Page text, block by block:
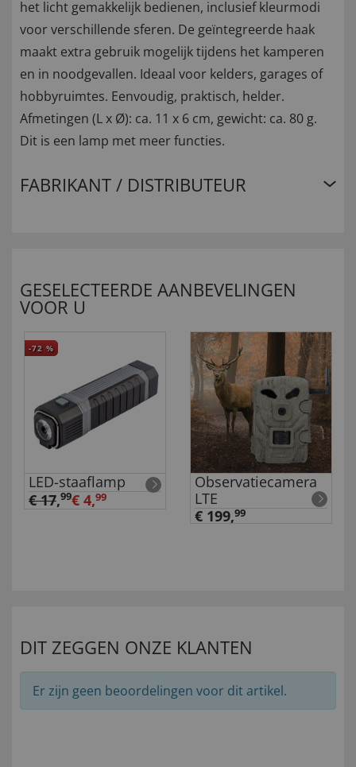
het licht gemakkelijk bedienen, inclusief kleurmodi
voor verschillende sferen. De geïntegreerde haak
maakt extra gebruik mogelijk tijdens het kamperen
en in noodgevallen. Ideaal voor kelders, garages of
hobbyruimtes. Eenvoudig, praktisch, helder.
Afmetingen (L x Ø): ca. 11 x 6 cm, gewicht: ca. 80 g.
Dit is een lamp met meer functies.
FABRIKANT / DISTRIBUTEUR
GESELECTEERDE AANBEVELINGEN
VOOR U
-72 %
LED-staaflamp
€ 17,99€ 4,99
Observatiecamera
LTE
€ 199,99
DIT ZEGGEN ONZE KLANTEN
Er zijn geen beoordelingen voor dit artikel.